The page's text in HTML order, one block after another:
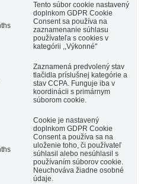
Tento súbor cookie nastavený
doplnkom GDPR Cookie
Consent sa používa na
zaznamenanie súhlasu
používateľa s cookies v
kategórii ,,Výkonné"
Zaznamená predvolený stav
tlačidla príslušnej kategórie a
stav CCPA. Funguje iba v
koordinácii s primárnym
súborom cookie.
Cookie je nastavený
doplnkom GDPR Cookie
Consent a používa sa na
uloženie toho, či používateľ
súhlasil alebo nesúhlasil s
používaním súborov cookie.
Neuchováva žiadne osobné
údaje.